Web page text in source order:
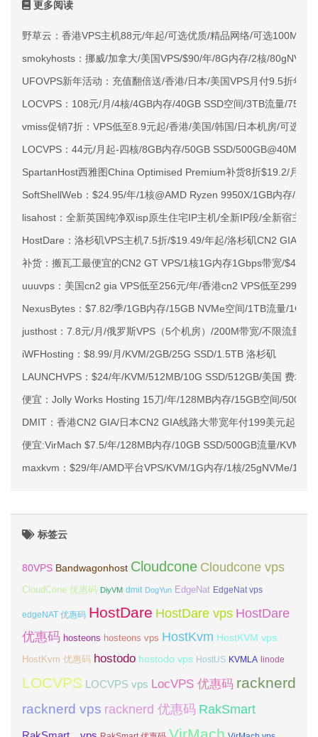
更多阅读
野草云：香港VPS主机88元/年起/可选优质/精品网络/可选100M不
smokyhosts：挪威/加拿大/美国VPS/$90/年/8G内存/2核/
UFOVPS新年活动：充值翻倍送/香港/日本/美国VPS月付9.5折年
LOCVPS：108元/月/4核/4GB内存/40GB SSD空间/3TB流量/
vmiss促销7折：VPS低至8.9元起/香港/美国/韩国/日本机房/可选
LOCVPS：44元/月起-四核/8GB内存/50GB SSD/
SpartanHost西雅图China Optimised Premium补货8折$19.2/月起
SoftShellWeb：$24.95/年/1核@AMD Ryzen 9950X/1GB内存/
lisahost：全新英国纯净双isp原生住宅IP主机/全新IP段/全新宿主机
HostDare：洛杉矶VPS主机7.5折/$19.49/年起/洛杉矶CN2 GIA/日
补货：搬瓦工最便宜的CN2 GT VPS/1核1G内存1Gbps带宽/
uuuvps：美国cn2 gia VPS低至256元/年/香港cn2 VPS低至299元/
NexusBytes：$7.82/季/1GB内存/15GB NVMe空间/1TB流量/
justhost：7.8元/月/俄罗斯VPS（5个机房）/200M带宽/不限流量/自
iWFHosting：$8.99/月/KVM/2GB/25G SSD/1.5TB 洛杉矶
LAUNCHVPS：$24/年/KVM/512MB/10G SSD/512GB/美国 费城
便宜：Jolly Works Hosting 15刀/年/128MB内存/15GB空间/500GB
DMIT：香港CN2 GIA/日本CN2 GIA线路大带宽年付199美元起
便宜:VirMach $7.5/年/128MB内存/10GB SSD/500GB流量/KVM/凤
maxkvm：$29/年/AMD平台VPS/KVM/1G内存/1核/25gNVMe/1T流
标签云
80VPS Bandwagonhost Cloudcone Cloudcone vps
CloudCone 优惠码 DiyVM dmit DogYun EdgeNat EdgeNat vps
edgeNAT 优惠码 HostDare HostDare vps HostDare
优惠码 hosteons hosteons vps HostKvm HostKVM vps
HostKvm 优惠码 hostodo hostodo vps HostUS KVMLA linode
LOCVPS LOCVPS vps LocVPS 优惠码 racknerd
racknerd vps racknerd 优惠码 RakSmart